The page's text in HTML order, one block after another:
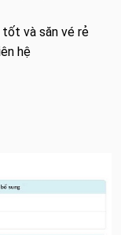
và săn vé rẻ
hệ